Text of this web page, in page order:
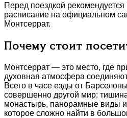
Перед поездкой рекомендуется
расписание на официальном
Монтсеррат.
Почему стоит
Монтсеррат — это место, где
духовная атмосфера
Всего в часе езды от
совершенно другой мир:
монастырь, панорамные виды
которое сложно найти в